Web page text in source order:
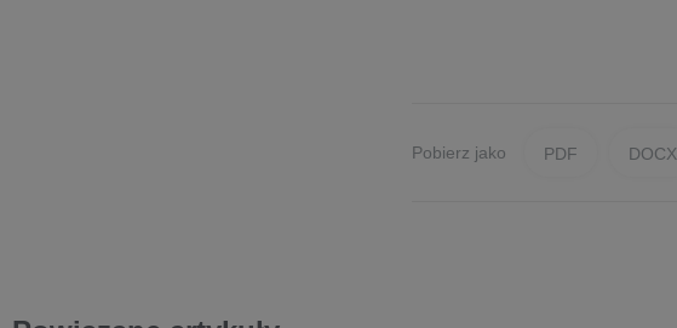
Pobierz jako PDF DOCX